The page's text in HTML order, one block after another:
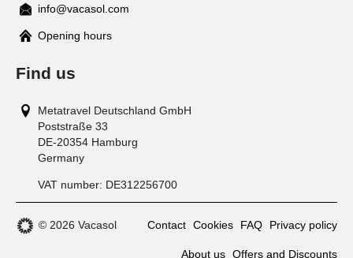
info@vacasol.com
Opening hours
Find us
Metatravel Deutschland GmbH
Poststraße 33
DE-20354 Hamburg
Germany
VAT number: DE312256700
© 2026 Vacasol Contact Cookies FAQ Privacy policy
About us Offers and Discounts